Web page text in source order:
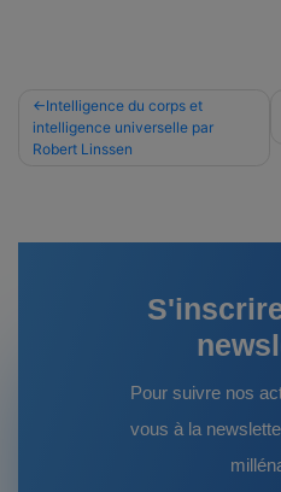
Navigation
de
Intelligence du corps et
intelligence universelle par
Robert Linssen
Pour suivre nos
vous à la